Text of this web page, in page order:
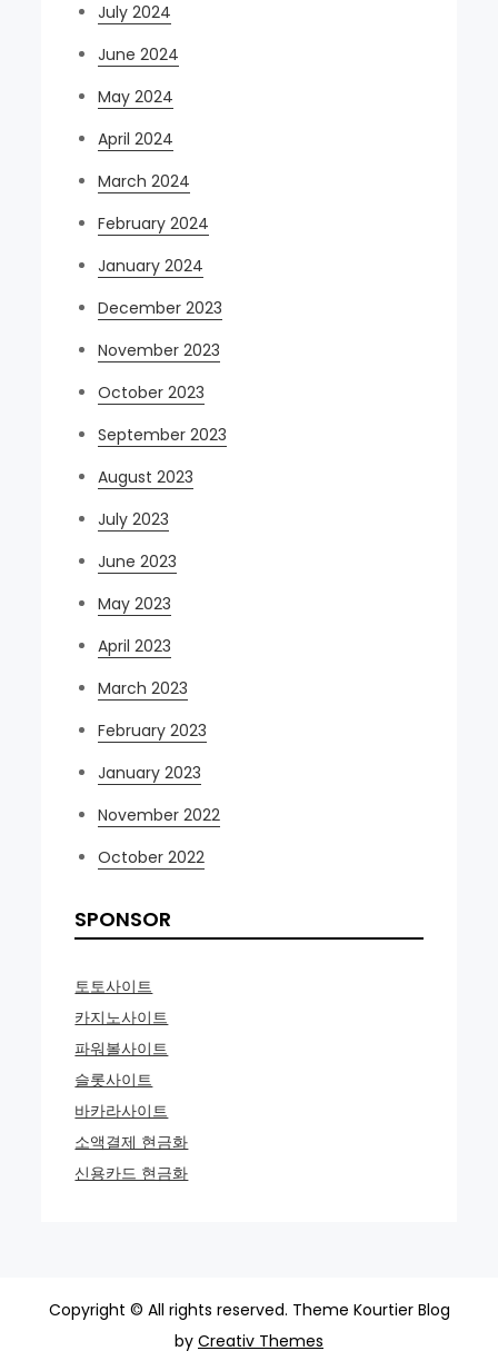
July 2024
June 2024
May 2024
April 2024
March 2024
February 2024
January 2024
December 2023
November 2023
October 2023
September 2023
August 2023
July 2023
June 2023
May 2023
April 2023
March 2023
February 2023
January 2023
November 2022
October 2022
SPONSOR
토토사이트
카지노사이트
파워볼사이트
슬롯사이트
바카라사이트
소액결제 현금화
신용카드 현금화
Copyright © All rights reserved. Theme Kourtier Blog
by Creativ Themes